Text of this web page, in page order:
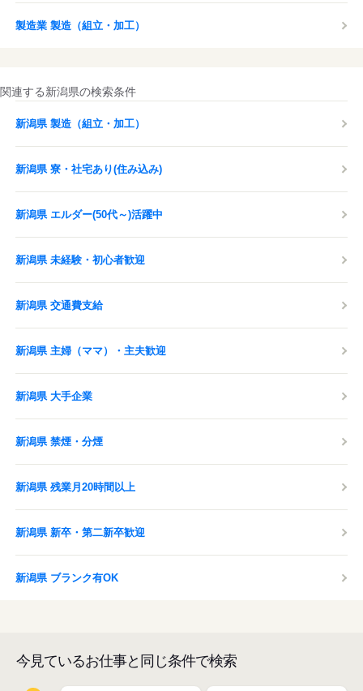
製造業 製造（組立・加工）
関連する新潟県の検索条件
新潟県 製造（組立・加工）
新潟県 寮・社宅あり(住み込み)
新潟県 エルダー(50代～)活躍中
新潟県 未経験・初心者歓迎
新潟県 交通費支給
新潟県 主婦（ママ）・主夫歓迎
新潟県 大手企業
新潟県 禁煙・分煙
新潟県 残業月20時間以上
新潟県 新卒・第二新卒歓迎
新潟県 ブランク有OK
今見ているお仕事と同じ条件で検索